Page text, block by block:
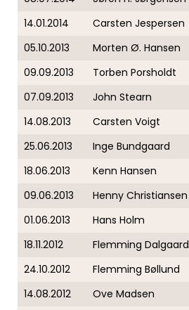
14.01.2014
Carsten Jespersen
05.10.2013
Morten Ø. Hansen
09.09.2013
Torben Porsholdt
07.09.2013
John Stearn
14.08.2013
Carsten Voigt
25.06.2013
Inge Bundgaard
18.06.2013
Kenn Hansen
09.06.2013
Henny Christiansen
01.06.2013
Hans Holm
18.11.2012
Flemming Dalgaard
24.10.2012
Flemming Bøllund
14.08.2012
Ove Madsen